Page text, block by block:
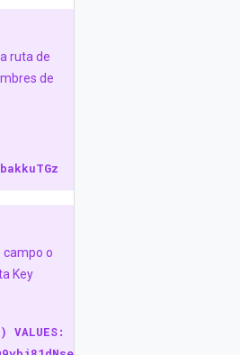
ruta de
de
campo o
Key
VALUES: